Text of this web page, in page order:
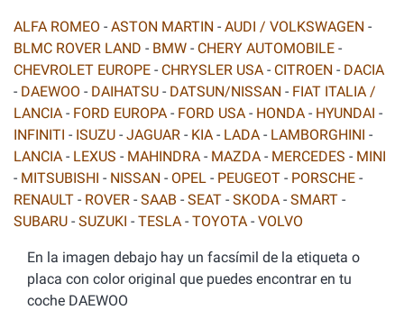
ALFA ROMEO - ASTON MARTIN - AUDI / VOLKSWAGEN -
BLMC ROVER LAND - BMW - CHERY AUTOMOBILE -
CHEVROLET EUROPE - CHRYSLER USA - CITROEN - DACIA
- DAEWOO - DAIHATSU - DATSUN/NISSAN - FIAT ITALIA /
LANCIA - FORD EUROPA - FORD USA - HONDA - HYUNDAI -
INFINITI - ISUZU - JAGUAR - KIA - LADA - LAMBORGHINI -
LANCIA - LEXUS - MAHINDRA - MAZDA - MERCEDES - MINI
- MITSUBISHI - NISSAN - OPEL - PEUGEOT - PORSCHE -
RENAULT - ROVER - SAAB - SEAT - SKODA - SMART -
SUBARU - SUZUKI - TESLA - TOYOTA - VOLVO
En la imagen debajo hay un facsímil de la etiqueta o
placa con color original que puedes encontrar en tu
coche DAEWOO